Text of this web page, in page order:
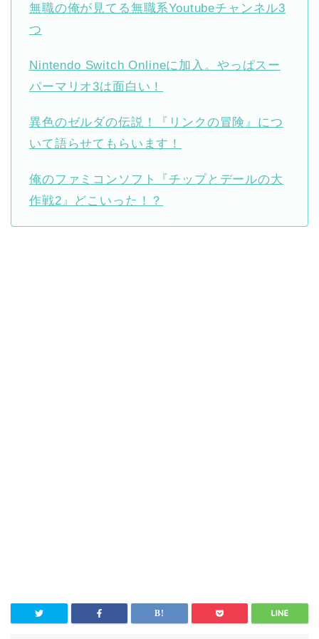
無職の俺が見てる無職系Youtubeチャンネル3
つ
Nintendo Switch Onlineに加入。やっぱスー
パーマリオ3は面白い！
異色のゼルダの伝説！『リンクの冒険』につ
いて語らせてもらいます！
俺のファミコンソフト『チップとデールの大
作戦2』どこいった！？